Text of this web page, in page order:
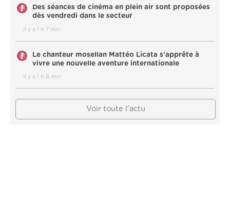
Des séances de cinéma en plein air sont proposées
dès vendredi dans le secteur
il y a 1 h 7 min
Le chanteur mosellan Mattéo Licata s'apprête à
vivre une nouvelle aventure internationale
il y a 1 h 8 min
Voir toute l'actu